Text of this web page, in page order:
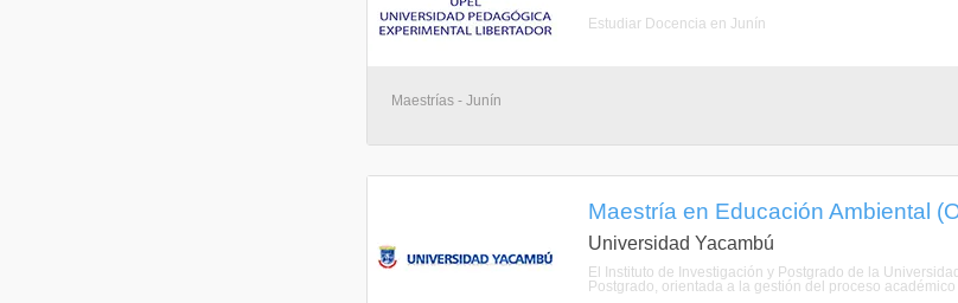
Estudiar Docencia en Junín
Maestrías - Junín
Maestría en Educación Ambiental
Universidad Yacambú
El Instituto de Investigación y Postgrado de la
Postgrado, orientada a la gestión del proceso